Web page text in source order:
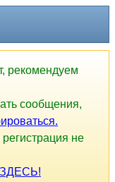
рекомендуем
сообщения,
не
ЗДЕСЬ!